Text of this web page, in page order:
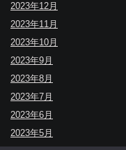
2023年12月
2023年11月
2023年10月
2023年9月
2023年8月
2023年7月
2023年6月
2023年5月